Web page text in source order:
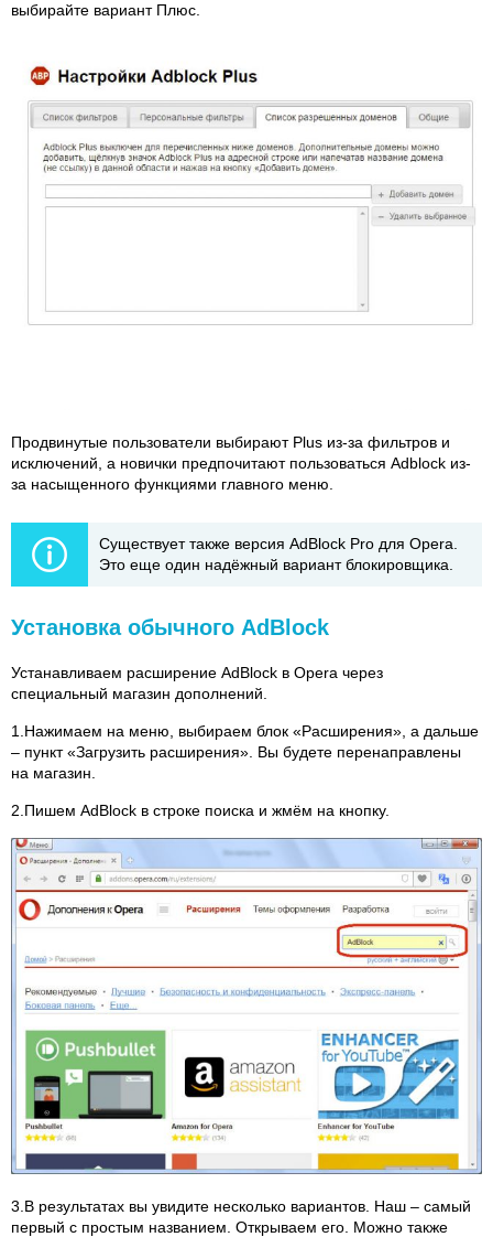
выбирайте вариант Плюс.
Продвинутые пользователи выбирают Plus из-за фильтров и
исключений, а новички предпочитают пользоваться Adblock из-
за насыщенного функциями главного меню.
Существует также версия AdBlock Pro для Opera.
Это еще один надёжный вариант блокировщика.
Установка обычного AdBlock
Устанавливаем расширение AdBlock в Opera через
специальный магазин дополнений.
1.Нажимаем на меню, выбираем блок «Расширения», а дальше
– пункт «Загрузить расширения». Вы будете перенаправлены
на магазин.
2.Пишем AdBlock в строке поиска и жмём на кнопку.
3.В результатах вы увидите несколько вариантов. Наш – самый
первый с простым названием. Открываем его. Можно также